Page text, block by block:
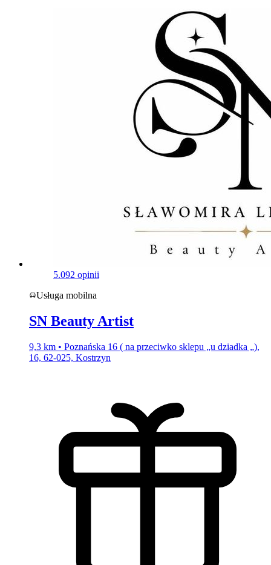
5.092 opinii
Usługa mobilna
SN Beauty Artist
9,3 km • Poznańska 16 ( na przeciwko sklepu „u dziadka „),
16, 62-025, Kostrzyn